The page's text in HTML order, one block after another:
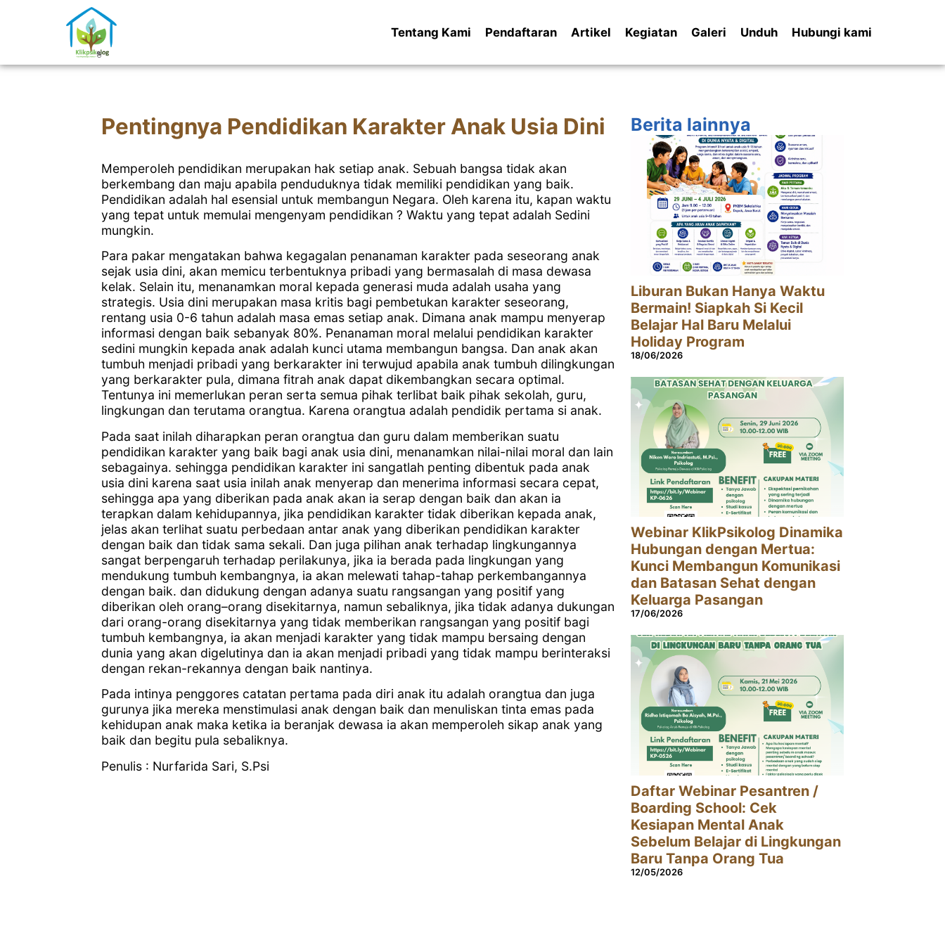
Tentang Kami Pendaftaran Artikel Kegiatan Galeri Unduh Hubungi kami
Pentingnya Pendidikan Karakter Anak Usia Dini
Memperoleh pendidikan merupakan hak setiap anak. Sebuah bangsa tidak akan
berkembang dan maju apabila penduduknya tidak memiliki pendidikan yang baik.
Pendidikan adalah hal esensial untuk membangun Negara. Oleh karena itu, kapan waktu
yang tepat untuk memulai mengenyam pendidikan ? Waktu yang tepat adalah Sedini
mungkin.
Para pakar mengatakan bahwa kegagalan penanaman karakter pada seseorang anak
sejak usia dini, akan memicu terbentuknya pribadi yang bermasalah di masa dewasa
kelak. Selain itu, menanamkan moral kepada generasi muda adalah usaha yang
strategis. Usia dini merupakan masa kritis bagi pembetukan karakter seseorang,
rentang usia 0-6 tahun adalah masa emas setiap anak. Dimana anak mampu menyerap
informasi dengan baik sebanyak 80%. Penanaman moral melalui pendidikan karakter
sedini mungkin kepada anak adalah kunci utama membangun bangsa. Dan anak akan
tumbuh menjadi pribadi yang berkarakter ini terwujud apabila anak tumbuh dilingkungan
yang berkarakter pula, dimana fitrah anak dapat dikembangkan secara optimal.
Tentunya ini memerlukan peran serta semua pihak terlibat baik pihak sekolah, guru,
lingkungan dan terutama orangtua. Karena orangtua adalah pendidik pertama si anak.
Pada saat inilah diharapkan peran orangtua dan guru dalam memberikan suatu
pendidikan karakter yang baik bagi anak usia dini, menanamkan nilai-nilai moral dan lain
sebagainya. sehingga pendidikan karakter ini sangatlah penting dibentuk pada anak
usia dini karena saat usia inilah anak menyerap dan menerima informasi secara cepat,
sehingga apa yang diberikan pada anak akan ia serap dengan baik dan akan ia
terapkan dalam kehidupannya, jika pendidikan karakter tidak diberikan kepada anak,
jelas akan terlihat suatu perbedaan antar anak yang diberikan pendidikan karakter
dengan baik dan tidak sama sekali. Dan juga pilihan anak terhadap lingkungannya
sangat berpengaruh terhadap perilakunya, jika ia berada pada lingkungan yang
mendukung tumbuh kembangnya, ia akan melewati tahap-tahap perkembangannya
dengan baik. dan didukung dengan adanya suatu rangsangan yang positif yang
diberikan oleh orang–orang disekitarnya, namun sebaliknya, jika tidak adanya dukungan
dari orang-orang disekitarnya yang tidak memberikan rangsangan yang positif bagi
tumbuh kembangnya, ia akan menjadi karakter yang tidak mampu bersaing dengan
dunia yang akan digelutinya dan ia akan menjadi pribadi yang tidak mampu berinteraksi
dengan rekan-rekannya dengan baik nantinya.
Pada intinya penggores catatan pertama pada diri anak itu adalah orangtua dan juga
gurunya jika mereka menstimulasi anak dengan baik dan menuliskan tinta emas pada
kehidupan anak maka ketika ia beranjak dewasa ia akan memperoleh sikap anak yang
baik dan begitu pula sebaliknya.
Penulis : Nurfarida Sari, S.Psi
Berita lainnya
Liburan Bukan Hanya Waktu
Bermain! Siapkah Si Kecil
Belajar Hal Baru Melalui
Holiday Program
18/06/2026
Webinar KlikPsikolog Dinamika
Hubungan dengan Mertua:
Kunci Membangun Komunikasi
dan Batasan Sehat dengan
Keluarga Pasangan
17/06/2026
Daftar Webinar Pesantren /
Boarding School: Cek
Kesiapan Mental Anak
Sebelum Belajar di Lingkungan
Baru Tanpa Orang Tua
12/05/2026